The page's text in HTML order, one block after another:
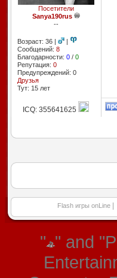
Посетители
Sanya190rus
--
Возраст: 36 |
|
Сообщений: 8
Благодарности: 0/ 0
Репутация: 0
Предупреждений: 0
Друзья
Тут: 15 лет
ICQ: 355641625
Flash игры onLine
" " and